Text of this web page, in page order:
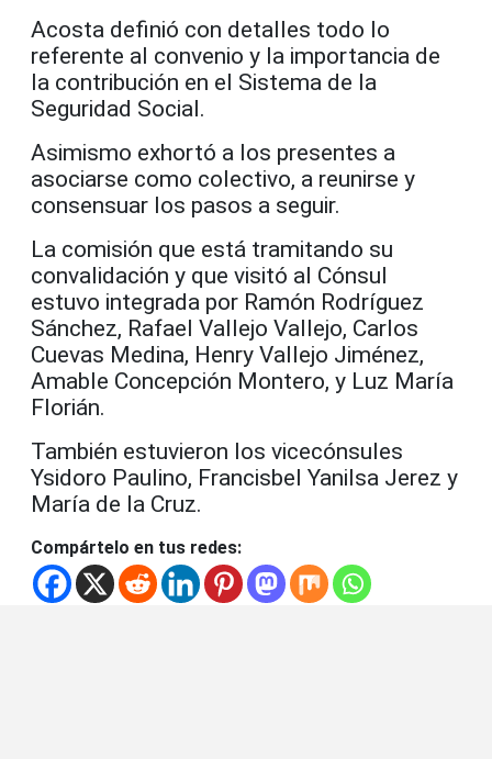
Acosta definió con detalles todo lo
referente al convenio y la importancia de
la contribución en el Sistema de la
Seguridad Social.
Asimismo exhortó a los presentes a
asociarse como colectivo, a reunirse y
consensuar los pasos a seguir.
La comisión que está tramitando su
convalidación y que visitó al Cónsul
estuvo integrada por Ramón Rodríguez
Sánchez, Rafael Vallejo Vallejo, Carlos
Cuevas Medina, Henry Vallejo Jiménez,
Amable Concepción Montero, y Luz María
Florián.
También estuvieron los vicecónsules
Ysidoro Paulino, Francisbel Yanilsa Jerez y
María de la Cruz.
Compártelo en tus redes: